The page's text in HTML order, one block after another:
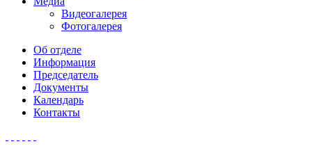
Видеогалерея
Фотогалерея
Об отделе
Информация
Председатель
Документы
Календарь
Контакты